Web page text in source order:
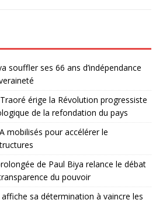
souffler ses 66 ans d’indépendance
érige la Révolution progressiste
de la refondation du pays
mobilisés pour accélérer le
de Paul Biya relance le débat
du pouvoir
affiche sa détermination à vaincre les